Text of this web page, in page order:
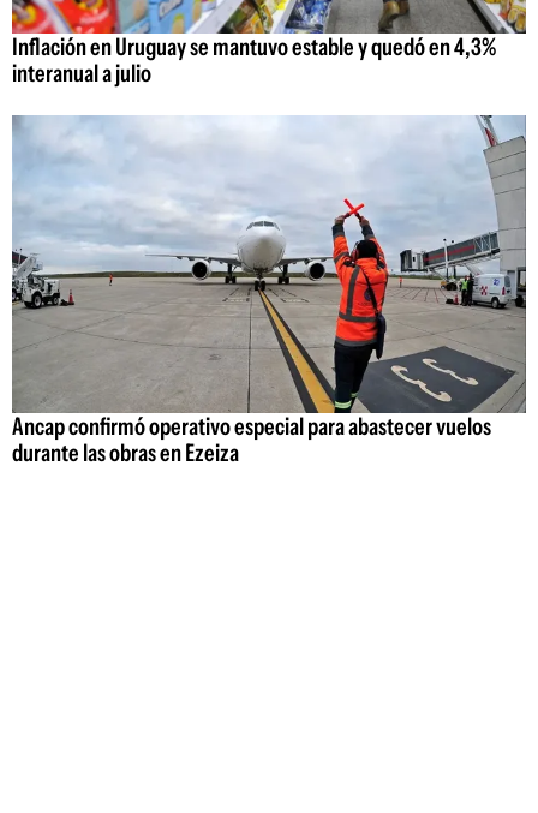
Inflación en Uruguay se mantuvo estable y quedó en 4,3%
interanual a julio
Ancap confirmó operativo especial para abastecer vuelos
durante las obras en Ezeiza